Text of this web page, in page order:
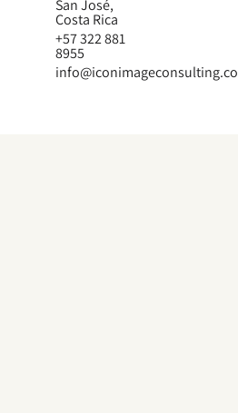
San José,
Costa Rica
+57 322 881
8955
info@iconimageconsulting.co